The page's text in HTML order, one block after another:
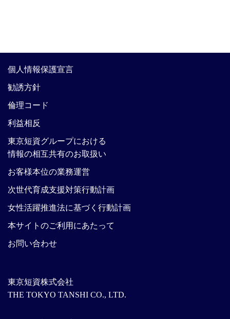
東京短資株式会社
THE TOKYO TANSHI CO., LTD.
個人情報保護宣言
勧誘方針
倫理コード
利益相反
東京短資グループにおける
情報の相互共有のお取扱い
お客様本位の業務運営
次世代育成支援対策行動計画
女性活躍推進法に基づく行動計画
本サイトのご利用にあたって
お問い合わせ